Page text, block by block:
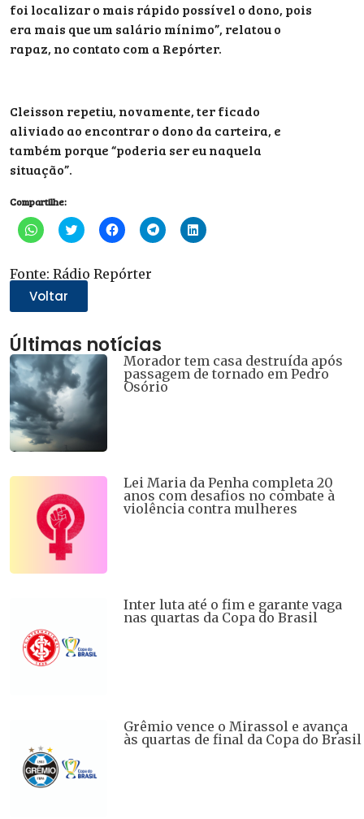
foi localizar o mais rápido possível o dono, pois
era mais que um salário mínimo”, relatou o
rapaz, no contato com a Repórter.
Cleisson repetiu, novamente, ter ficado
aliviado ao encontrar o dono da carteira, e
também porque “poderia ser eu naquela
situação”.
Compartilhe:
Clique
para
WhatsApp(abre
em
nova
janela)
Clique
para
Twitter(abre
em
Clique
para
Facebook(abre
em
Clique
para
Clique
para
Fonte: Rádio Repórter
Voltar
Últimas notícias
Morador tem casa destruída após
passagem de tornado em Pedro
Osório
Lei Maria da Penha completa 20
anos com desafios no combate à
violência contra mulheres
Inter luta até o fim e garante vaga
nas quartas da Copa do Brasil
Grêmio vence o Mirassol e avança
às quartas de final da Copa do Brasil